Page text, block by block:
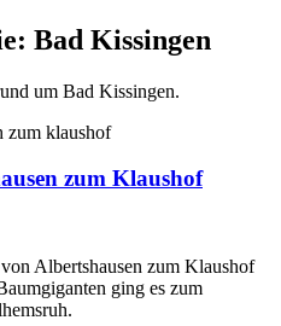
Bad Kissingen
um Bad Kissingen.
zum Klaushof
Albertshausen zum Klaushof
ging es zum